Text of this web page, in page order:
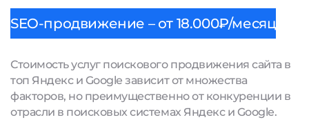
SEO-продвижение – от 18.000₽/месяц
Стоимость услуг поискового продвижения сайта в
топ Яндекс и Google зависит от множества
факторов, но преимущественно от конкуренции в
отрасли в поисковых системах Яндекс и Google.